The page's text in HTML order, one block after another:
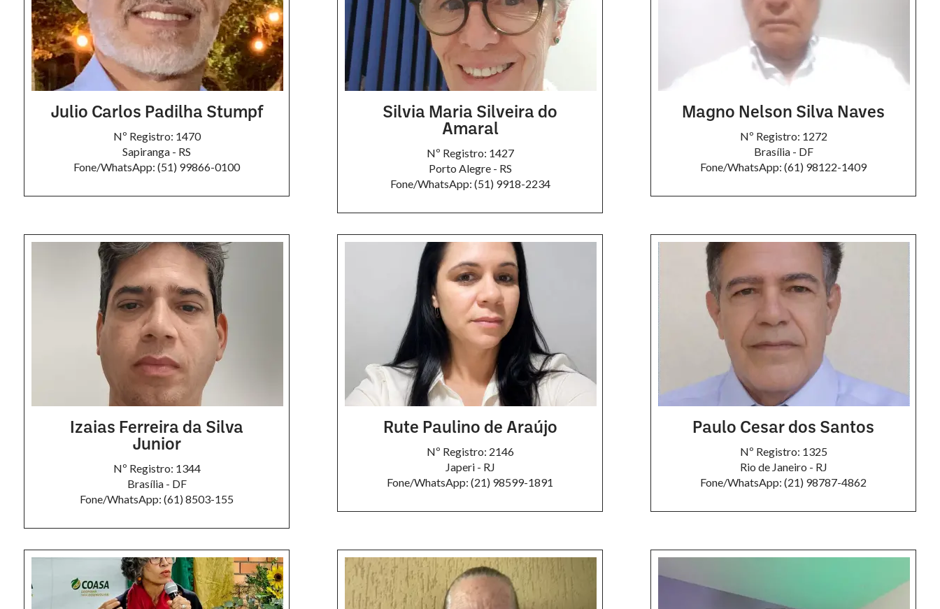
Julio Carlos Padilha Stumpf
Nº Registro: 1470
Sapiranga - RS
Fone/WhatsApp: (51) 99866-0100
Silvia Maria Silveira do
Amaral
Nº Registro: 1427
Porto Alegre - RS
Fone/WhatsApp: (51) 9918-2234
Magno Nelson Silva Naves
Nº Registro: 1272
Brasília - DF
Fone/WhatsApp: (61) 98122-1409
Izaias Ferreira da Silva
Junior
Nº Registro: 1344
Brasília - DF
Fone/WhatsApp: (61) 8503-155
Rute Paulino de Araújo
Nº Registro: 2146
Japeri - RJ
Fone/WhatsApp: (21) 98599-1891
Paulo Cesar dos Santos
Nº Registro: 1325
Rio de Janeiro - RJ
Fone/WhatsApp: (21) 98787-4862